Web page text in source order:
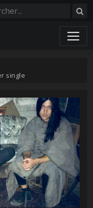
single